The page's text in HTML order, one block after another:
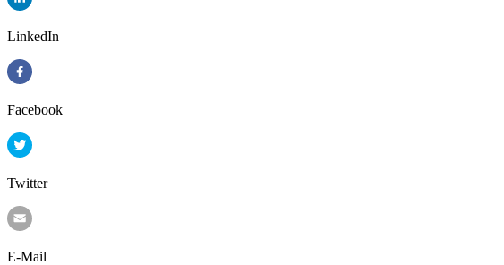
LinkedIn
Facebook
Twitter
E-Mail